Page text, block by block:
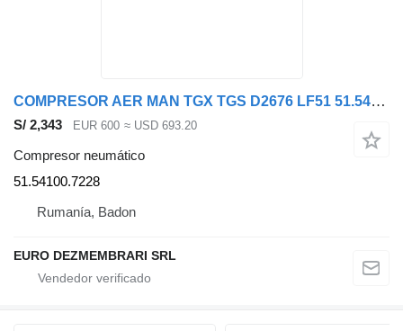
COMPRESOR AER MAN TGX TGS D2676 LF51 51.54100.7228, 51.54100.719 compresor neumático para MAN TGX TGS cabeza tractora
S/ 2,343 EUR 600 ≈ USD 693.20
Compresor neumático
51.54100.7228
Rumanía, Badon
EURO DEZMEMBRARI SRL